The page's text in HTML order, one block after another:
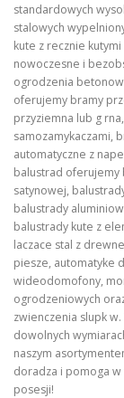
standardowych
stalowych
kute z recznie
nowoczesne i
ogrodzenia
oferujemy bramy
przyziemna lub g
samozamykaczami,
automatyczne z
balustrad oferujemy
satynowej,
balustrady
balustrady kute z
laczace stal z
piesze, automatyke
wideodomofony,
ogrodzeniowych
zwienczenia slupk
dowolnych
naszym
doradza i pomoga
posesji!